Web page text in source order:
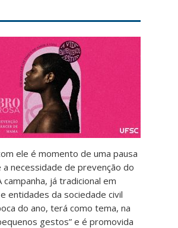
ele é momento de uma pausa
necessidade de prevenção do
campanha, já tradicional em
entidades da sociedade civil
do ano, terá como tema, na
gestos” e é promovida